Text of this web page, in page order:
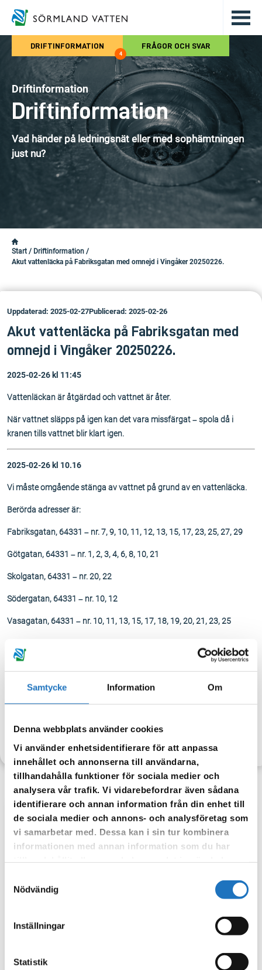
Samtycke Information Om
Denna webbplats använder cookies
Vi använder enhetsidentifierare för att anpassa
innehållet och annonserna till användarna,
tillhandahålla funktioner för sociala medier och
analysera vår trafik. Vi vidarebefordrar även sådana
identifierare och annan information från din enhet till
de sociala medier och annons- och analysföretag som
vi samarbetar med. Dessa kan i sin tur kombinera
informationen med annan information som du har
Nödvändig
Inställningar
Statistik
Hoppa till det huvudsakliga
DRIFTINFORMATION
4
FRÅGOR OCH SVAR
Driftinformation
Driftinformation
Vad händer på ledningsnät eller med sophämtningen
just nu?
Start / Driftinformation /
Akut vattenläcka på Fabriksgatan med omnejd i Vingåker 20250226.
Uppdaterad: 2025-02-27Publicerad: 2025-02-26
Akut vattenläcka på Fabriksgatan med
omnejd i Vingåker 20250226.
2025-02-26 kl 11:45
Vattenläckan är åtgärdad och vattnet är åter.
När vattnet släpps på igen kan det vara missfärgat – spola då i
kranen tills vattnet blir klart igen.
2025-02-26 kl 10.16
Vi måste omgående stänga av vattnet på grund av en vattenläcka.
Berörda adresser är:
Fabriksgatan, 64331 – nr. 7, 9, 10, 11, 12, 13, 15, 17, 23, 25, 27, 29
Götgatan, 64331 – nr. 1, 2, 3, 4, 6, 8, 10, 21
Skolgatan, 64331 – nr. 20, 22
Södergatan, 64331 – nr. 10, 12
Vasagatan, 64331 – nr. 10, 11, 13, 15, 17, 18, 19, 20, 21, 23, 25
Vår ambition är att vattnet ska vara åter någon gång under dagen.
När vattnet släpps på igen kan det vara missfärgat – spola då i
kranen tills vattnet blir klart igen.
Anmäl dig till vår sms-tjänst.
Vår sms-tjänst använder vi enbart för att kunna informera dig